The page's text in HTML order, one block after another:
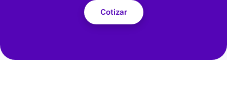
Cotizar